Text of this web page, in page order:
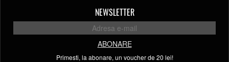
NEWSLETTER
ABONARE
Primesti, la abonare, un voucher de 20 lei!